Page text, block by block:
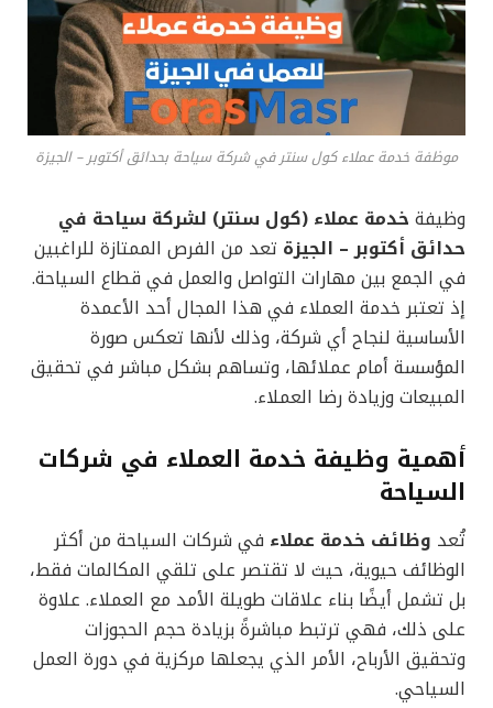
موظفة خدمة عملاء كول سنتر في شركة سياحة بحدائق أكتوبر – الجيزة
وظيفة خدمة عملاء (كول سنتر) لشركة سياحة في
حدائق أكتوبر – الجيزة تعد من الفرص الممتازة للراغبين
في الجمع بين مهارات التواصل والعمل في قطاع السياحة.
إذ تعتبر خدمة العملاء في هذا المجال أحد الأعمدة
الأساسية لنجاح أي شركة، وذلك لأنها تعكس صورة
المؤسسة أمام عملائها، وتساهم بشكل مباشر في تحقيق
المبيعات وزيادة رضا العملاء.
أهمية وظيفة خدمة العملاء في شركات
السياحة
تُعد وظائف خدمة عملاء في شركات السياحة من أكثر
الوظائف حيوية، حيث لا تقتصر على تلقي المكالمات فقط،
بل تشمل أيضًا بناء علاقات طويلة الأمد مع العملاء. علاوة
على ذلك، فهي ترتبط مباشرةً بزيادة حجم الحجوزات
وتحقيق الأرباح، الأمر الذي يجعلها مركزية في دورة العمل
السياحي.